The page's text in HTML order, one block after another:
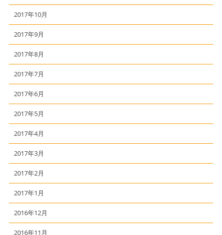
2017年10月
2017年9月
2017年8月
2017年7月
2017年6月
2017年5月
2017年4月
2017年3月
2017年2月
2017年1月
2016年12月
2016年11月